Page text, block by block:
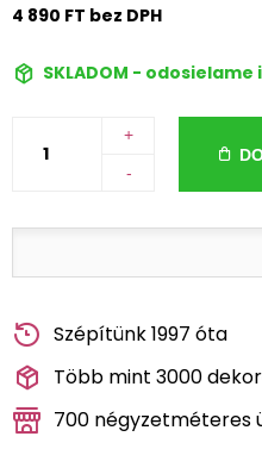
4 890 FT bez DPH
SKLADOM -
+
-
Szépítünk 1997 óta
Több mint 3000
700 négyzetméteres